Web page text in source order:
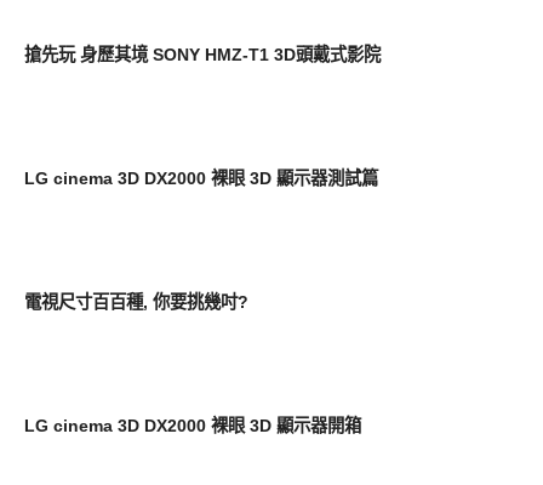
搶先玩 身歷其境 SONY HMZ-T1 3D頭戴式影院
LG cinema 3D DX2000 裸眼 3D 顯示器測試篇
電視尺寸百百種, 你要挑幾吋?
LG cinema 3D DX2000 裸眼 3D 顯示器開箱